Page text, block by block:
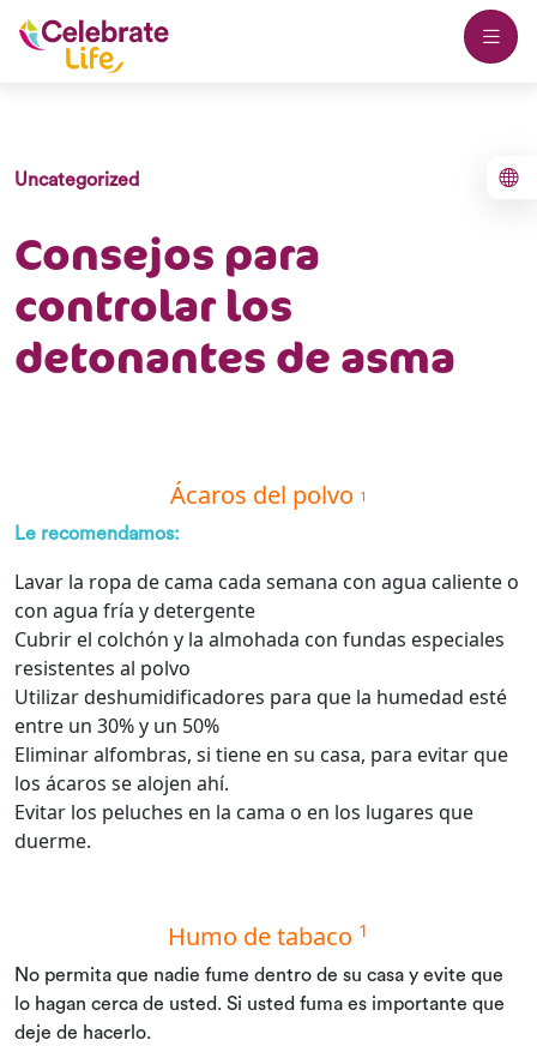
Uncategorized
Consejos para
controlar los
detonantes de asma
Ácaros del polvo 1
Le recomendamos:
Lavar la ropa de cama cada semana con agua caliente o
con agua fría y detergente
Cubrir el colchón y la almohada con fundas especiales
resistentes al polvo
Utilizar deshumidificadores para que la humedad esté
entre un 30% y un 50%
Eliminar alfombras, si tiene en su casa, para evitar que
los ácaros se alojen ahí.
Evitar los peluches en la cama o en los lugares que
duerme.
Humo de tabaco 1
No permita que nadie fume dentro de su casa y evite que
lo hagan cerca de usted. Si usted fuma es importante que
deje de hacerlo.